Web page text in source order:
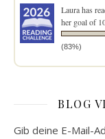
Laurahas
her goal of
(83%)
BLOG
Gib deine E-Mail-